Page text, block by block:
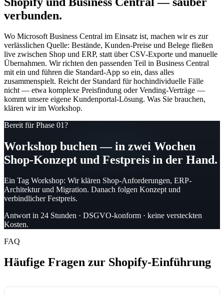
verbunden.
Wo Microsoft Business Central im Einsatz ist, machen wir es zur
verlässlichen Quelle: Bestände, Kunden-Preise und Belege fließen
live zwischen Shop und ERP, statt über CSV-Exporte und manuelle
Übernahmen. Wir richten den passenden Teil in Business Central
mit ein und führen die Standard-App so ein, dass alles
zusammenspielt. Reicht der Standard für hochindividuelle Fälle
nicht — etwa komplexe Preisfindung oder Vending-Verträge —
kommt unsere eigene Kundenportal-Lösung. Was Sie brauchen,
klären wir im Workshop.
Bereit für Phase 01?
Workshop buchen — in zwei Wochen
Shop-Konzept und Festpreis in der Hand.
Ein Tag Workshop: Wir klären Shop-Anforderungen, ERP-
Architektur und Migration. Danach folgen Konzept und
verbindlicher Festpreis.
Antwort in 24 Stunden · DSGVO-konform · keine versteckten
Kosten.
FAQ
Häufige Fragen zur Shopify-Einführung